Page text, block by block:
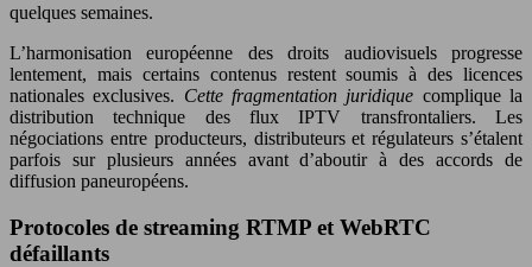
quelques semaines.
L’harmonisation européenne des droits audiovisuels progresse
lentement, mais certains contenus restent soumis à des licences
nationales exclusives. Cette fragmentation juridique complique la
distribution technique des flux IPTV transfrontaliers. Les
négociations entre producteurs, distributeurs et régulateurs s’étalent
parfois sur plusieurs années avant d’aboutir à des accords de
diffusion paneuropéens.
Protocoles de streaming RTMP et WebRTC
défaillants